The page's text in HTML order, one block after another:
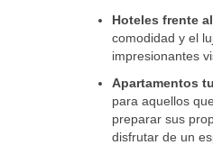
Hoteles frente
comodidad y el
impresionantes
Apartamentos
para aquellos
preparar sus
disfrutar de un